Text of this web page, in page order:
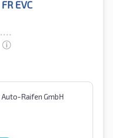
EVC
Raifen GmbH